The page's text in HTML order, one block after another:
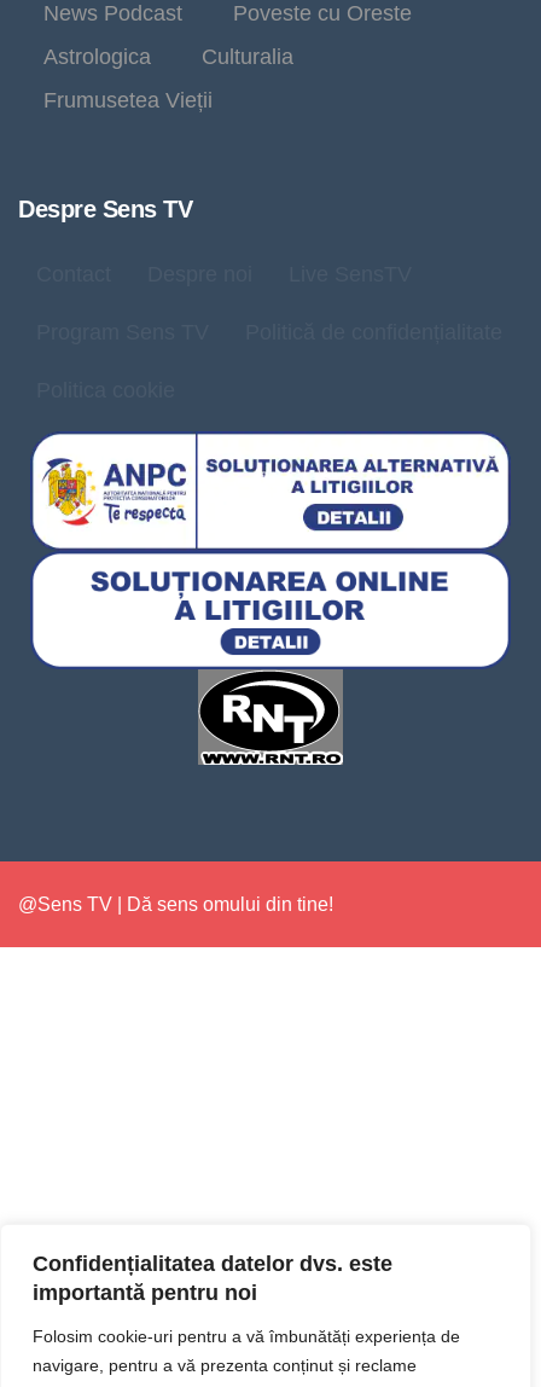
Confidențialitatea datelor dvs. este
importantă pentru noi
Folosim cookie-uri pentru a vă îmbunătăți experiența de
navigare, pentru a vă prezenta conținut și reclame
News Podcast
Poveste cu Oreste
Astrologica
Culturalia
Frumusetea Vieții
Despre Sens TV
@Sens TV | Dă sens omului din tine!